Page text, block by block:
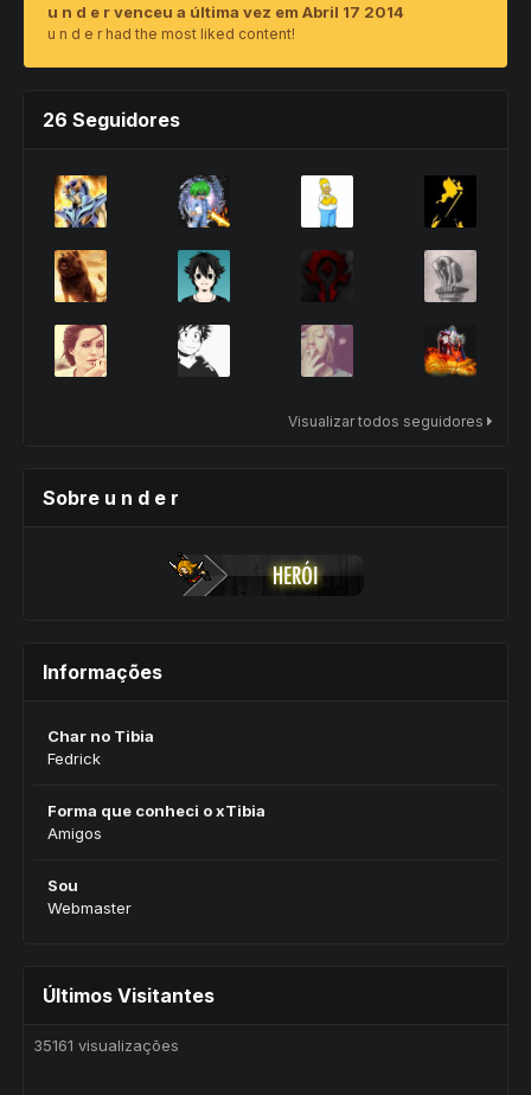
u n d e r venceu a última vez em Abril 17 2014
u n d e r had the most liked content!
26 Seguidores
Visualizar todos seguidores
Sobre u n d e r
Informações
Char no Tibia
Fedrick
Forma que conheci o xTibia
Amigos
Sou
Webmaster
Últimos Visitantes
35161 visualizações